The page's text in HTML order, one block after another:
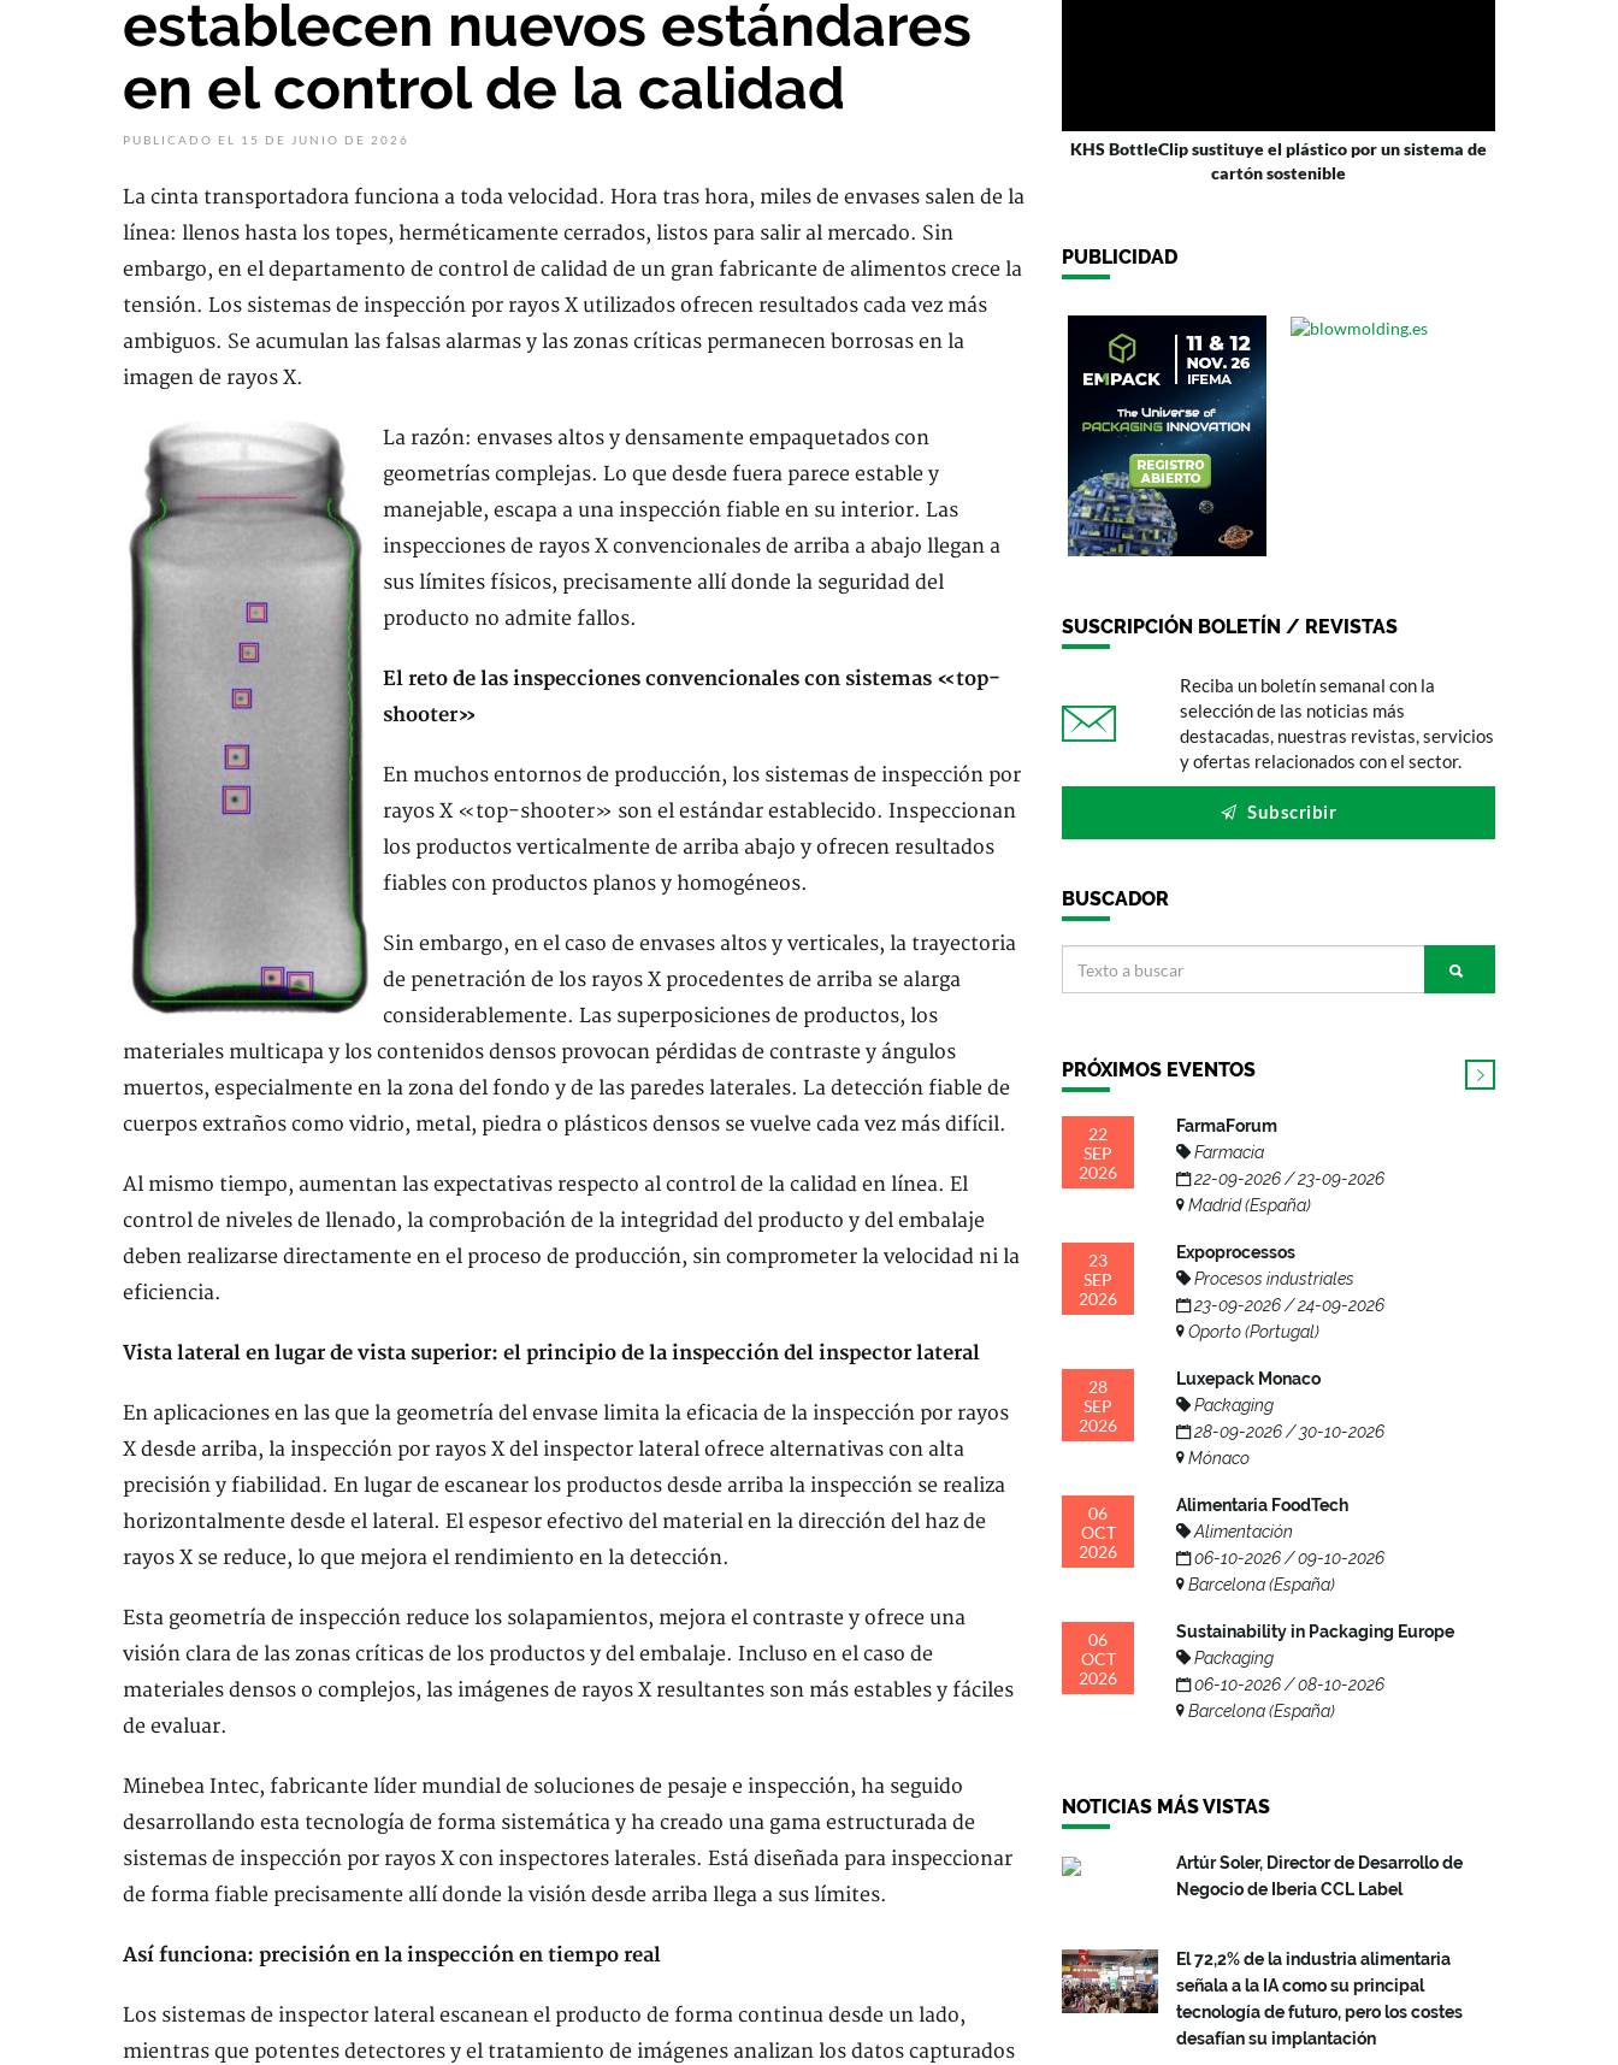
establecen nuevos estándares
en el control de la calidad
PUBLICADO EL 15 DE JUNIO DE 2026
La cinta transportadora funciona a toda velocidad. Hora tras hora, miles de envases salen de la
línea: llenos hasta los topes, herméticamente cerrados, listos para salir al mercado. Sin
embargo, en el departamento de control de calidad de un gran fabricante de alimentos crece la
tensión. Los sistemas de inspección por rayos X utilizados ofrecen resultados cada vez más
ambiguos. Se acumulan las falsas alarmas y las zonas críticas permanecen borrosas en la
imagen de rayos X.
La razón: envases altos y densamente empaquetados con
geometrías complejas. Lo que desde fuera parece estable y
manejable, escapa a una inspección fiable en su interior. Las
inspecciones de rayos X convencionales de arriba a abajo llegan a
sus límites físicos, precisamente allí donde la seguridad del
producto no admite fallos.
El reto de las inspecciones convencionales con sistemas «top-
shooter»
En muchos entornos de producción, los sistemas de inspección por
rayos X «top-shooter» son el estándar establecido. Inspeccionan
los productos verticalmente de arriba abajo y ofrecen resultados
fiables con productos planos y homogéneos.
Sin embargo, en el caso de envases altos y verticales, la trayectoria
de penetración de los rayos X procedentes de arriba se alarga
considerablemente. Las superposiciones de productos, los
materiales multicapa y los contenidos densos provocan pérdidas de contraste y ángulos
muertos, especialmente en la zona del fondo y de las paredes laterales. La detección fiable de
cuerpos extraños como vidrio, metal, piedra o plásticos densos se vuelve cada vez más difícil.
Al mismo tiempo, aumentan las expectativas respecto al control de la calidad en línea. El
control de niveles de llenado, la comprobación de la integridad del producto y del embalaje
deben realizarse directamente en el proceso de producción, sin comprometer la velocidad ni la
eficiencia.
Vista lateral en lugar de vista superior: el principio de la inspección del inspector lateral
En aplicaciones en las que la geometría del envase limita la eficacia de la inspección por rayos
X desde arriba, la inspección por rayos X del inspector lateral ofrece alternativas con alta
precisión y fiabilidad. En lugar de escanear los productos desde arriba la inspección se realiza
horizontalmente desde el lateral. El espesor efectivo del material en la dirección del haz de
rayos X se reduce, lo que mejora el rendimiento en la detección.
Esta geometría de inspección reduce los solapamientos, mejora el contraste y ofrece una
visión clara de las zonas críticas de los productos y del embalaje. Incluso en el caso de
materiales densos o complejos, las imágenes de rayos X resultantes son más estables y fáciles
de evaluar.
Minebea Intec, fabricante líder mundial de soluciones de pesaje e inspección, ha seguido
desarrollando esta tecnología de forma sistemática y ha creado una gama estructurada de
sistemas de inspección por rayos X con inspectores laterales. Está diseñada para inspeccionar
de forma fiable precisamente allí donde la visión desde arriba llega a sus límites.
Así funciona: precisión en la inspección en tiempo real
Los sistemas de inspector lateral escanean el producto de forma continua desde un lado,
mientras que potentes detectores y el tratamiento de imágenes analizan los datos capturados
KHS BottleClip sustituye el plástico por un sistema de
cartón sostenible
PUBLICIDAD
SUSCRIPCIÓN BOLETÍN / REVISTAS
Reciba un boletín semanal con la
selección de las noticias más
destacadas, nuestras revistas, servicios
y ofertas relacionados con el sector.
Subscribir
BUSCADOR
PRÓXIMOS EVENTOS
22
SEP
2026
FarmaForum
Farmacia
22-09-2026 / 23-09-2026
Madrid (España)
23
SEP
2026
Expoprocessos
Procesos industriales
23-09-2026 / 24-09-2026
Oporto (Portugal)
28
SEP
2026
Luxepack Monaco
Packaging
28-09-2026 / 30-10-2026
Mónaco
06
OCT
2026
Alimentaria FoodTech
Alimentación
06-10-2026 / 09-10-2026
Barcelona (España)
06
OCT
2026
Sustainability in Packaging Europe
Packaging
06-10-2026 / 08-10-2026
Barcelona (España)
NOTICIAS MÁS VISTAS
Artúr Soler, Director de Desarrollo de
Negocio de Iberia CCL Label
El 72,2% de la industria alimentaria
señala a la IA como su principal
tecnología de futuro, pero los costes
desafían su implantación